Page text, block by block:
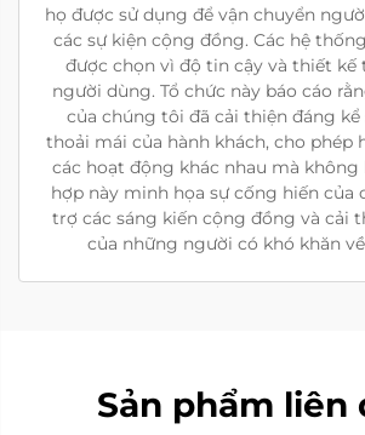
họ được sử dụng để vận chuyển
các sự kiện cộng đồng. Các hệ
được chọn vì độ tin cậy và thiết kế
người dùng. Tổ chức này báo cáo
của chúng tôi đã cải thiện đáng kể
thoải mái của hành khách, cho phép
các hoạt động khác nhau mà không
hợp này minh họa sự cống hiến của
trợ các sáng kiến cộng đồng và cải
của những người có khó khăn
Sản phẩm liên